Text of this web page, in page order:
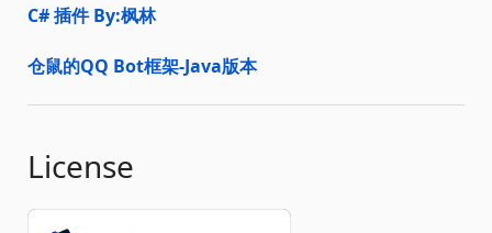
C# 插件 By:枫林
仓鼠的QQ Bot框架-Java版本
License